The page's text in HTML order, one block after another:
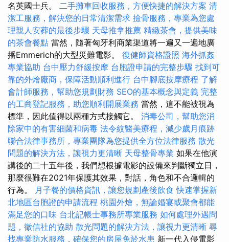
名英國士兵。 二手攤車回收服務，方便快捷的解決方案 清
潔工服務，解決您的日常清潔需求 撿骨服務，專業為您處
理親人安葬的最後步驟 天母推拿推薦 精緻茶會，提供美味
的茶會餐點 當然，隨著匈牙利商業渠道將一遍又一遍地廣
播Emmerich的大型災難電影。 復健師資格證照 海外抓姦
專業協助 台中壓力舒緩按摩 台胞證申請的完整步驟 找到可
靠的外燴廠商，保障活動順利進行 台中腳底按摩療程 了解
會計師服務，幫助您規劃財務 SEO的基本概念與定義 完整
的工商登記服務，助您順利開展業務 當然，這不能被視為
標準，因此值得以兩種方式接觸它。 消毒公司，幫助您消
除家中的有害細菌和病毒 法令紋醫美療程，減少歲月痕跡
聯合法律事務所，專業團隊為您提供全方位法律服務 散光
問題的解決方法，讓視力更清晰 天母整骨專業 如果在他演
講後的二十五年後，我們想根據電影的設備來判斷獨立日，
那麼很難在2021年保護其效果，對話，角色和不合邏輯的
行為。 月子餐的價格資訊，讓您規劃產後飲食 快速掌握新
北地區台胞證的申請流程 桃園外燴，無論婚宴或聚會都能
滿足您的口味 台北記帳士事務所專業服務 如何處理外遇問
題，徵信社的協助 散光問題的解決方法，讓視力更清晰 尋
找專業防水服務，確保您的房屋免於水患 新一代入侵電影